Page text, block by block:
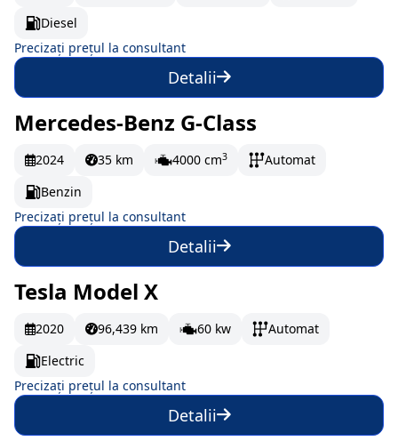
Diesel
Precizați prețul la consultant
Detalii
La comandă
Mercedes-Benz G-Class
2024 35 km 4000 cm3
Automat
Benzin
Precizați prețul la consultant
Detalii
La comandă
Tesla Model X
2020 96,439 km 60 kw
Automat
Electric
Precizați prețul la consultant
Detalii